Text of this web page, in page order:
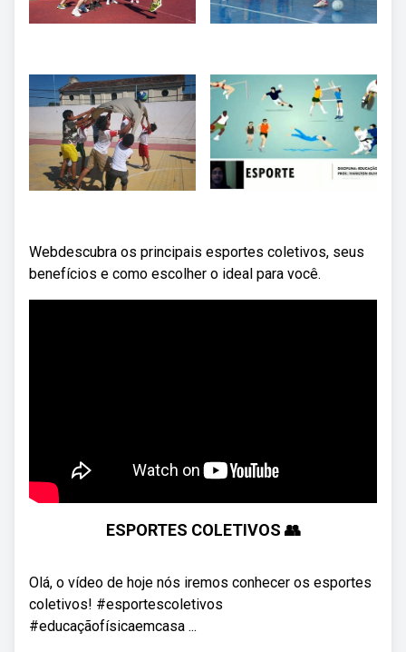
Webdescubra os principais esportes coletivos, seus
benefícios e como escolher o ideal para você.
ESPORTES COLETIVOS 👥
Olá, o vídeo de hoje nós iremos conhecer os esportes
coletivos! #esportescoletivos
#educaçãofísicaemcasa ...